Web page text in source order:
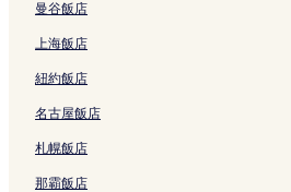
宜蘭縣的平價飯店
宜蘭縣的提供免費早餐的飯店
宜蘭縣的設有游泳池的飯店
宜蘭縣的商務飯店
宜蘭縣的設有停車場的飯店
宜蘭縣的提供無線上網的飯店
曼谷飯店
上海飯店
紐約飯店
名古屋飯店
札幌飯店
那霸飯店